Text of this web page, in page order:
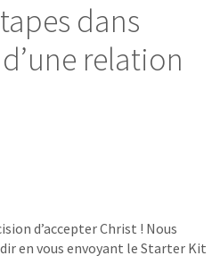
dans
relation
d’accepter Christ ! Nous
en vous envoyant le Starter Kit